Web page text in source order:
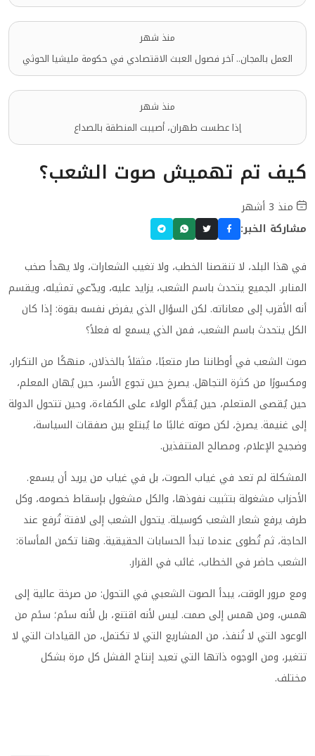
منذ شهر
العمل بالمجان.. آخر فصول العبث الاقتصادي في حكومة مليشيا الحوثي
منذ شهر
إذا عطست طهران، أصيبت المنطقة بالصداع
كيف تم تهميش صوت الشعب؟
منذ 3 أشهر
مشاركة الخبر:
في هذا البلد، لا تنقصنا الخطب، ولا تغيب الشعارات، ولا يهدأ صخب
المنابر. الجميع يتحدث باسم الشعب، يزايد عليه، ويدّعي تمثيله، ويقسم
أنه الأقرب إلى معاناته. لكن السؤال الذي يفرض نفسه بقوة: إذا كان
الكل يتحدث باسم الشعب، فمن الذي يسمع له فعلاً؟
صوت الشعب في أوطاننا صار متعبًا، مثقلاً بالخذلان، منهكًا من التكرار،
ومكسورًا من كثرة التجاهل. يصرخ حين تجوع الأسر، حين يُهان المعلم،
حين يُقصى المتعلم، حين يُقدَّم الولاء على الكفاءة، وحين تتحول الدولة
إلى غنيمة. يصرخ، لكن صوته غالبًا ما يُبتلع بين صفقات السياسة،
وضجيج الإعلام، ومصالح المتنفذين.
المشكلة لم تعد في غياب الصوت، بل في غياب من يريد أن يسمع.
الأحزاب مشغولة بتثبيت نفوذها، والكل مشغول بإسقاط خصومه، وكل
طرف يرفع شعار الشعب كوسيلة. يتحول الشعب إلى لافتة تُرفع عند
الحاجة، ثم تُطوى عندما تبدأ الحسابات الحقيقية. وهنا تكمن المأساة:
الشعب حاضر في الخطاب، غائب في القرار.
ومع مرور الوقت، يبدأ الصوت الشعبي في التحول: من صرخة عالية إلى
همس، ومن همس إلى صمت. ليس لأنه اقتنع، بل لأنه سئم؛ سئم من
الوعود التي لا تُنفذ، من المشاريع التي لا تكتمل، من القيادات التي لا
تتغير، ومن الوجوه ذاتها التي تعيد إنتاج الفشل كل مرة بشكل
مختلف.